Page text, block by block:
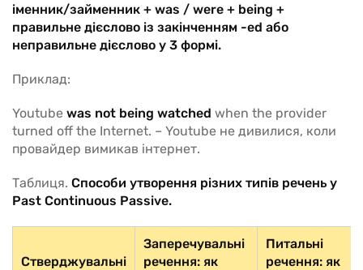
іменник/займенник + was / were + being +
правильне дієслово із закінченням -ed або
неправильне дієслово у 3 формі.
Приклад:
Youtube was not being watched when the provider
turned off the Internet. – Youtube не дивилися, коли
провайдер вимикав інтернет.
Таблиця. Способи утворення різних типів речень у
Past Continuous Passive.
Стверджувальні
Заперечувальні
речення: як
Питальні
речення: як